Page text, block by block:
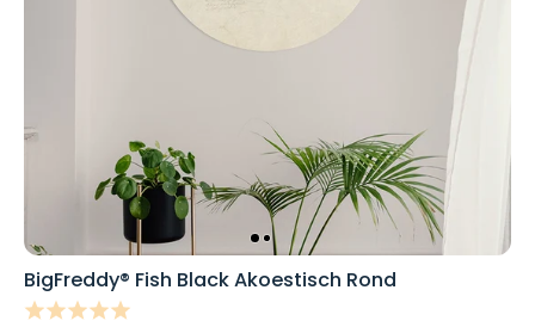
BigFreddy® Fish Black Akoestisch Rond